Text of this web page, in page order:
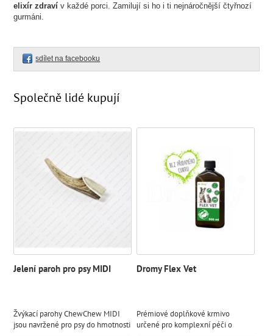
elixír zdraví v každé porci. Zamilují si ho i ti nejnáročnější čtyřnozí
gurmáni.
sdílet na facebooku
Společně lidé kupují
Jelení paroh pro psy MIDI
Žvýkací parohy ChewChew MIDI
jsou navržené pro psy do hmotnosti
Dromy Flex Vet
Prémiové doplňkové krmivo
určené pro komplexní péči o